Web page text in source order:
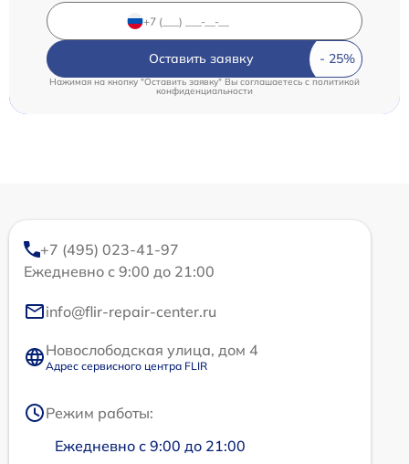
Оставить заявку
Нажимая на кнопку "Оставить заявку" Вы соглашаетесь c политикой
конфиденциальности
+7 (495) 023-41-97
Ежедневно с 9:00 до 21:00
info@flir-repair-center.ru
Новослободская улица, дом 4
Адрес сервисного центра FLIR
Режим работы:
Ежедневно с 9:00 до 21:00